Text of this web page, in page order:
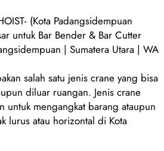
(Kota Padangsidempuan
untuk Bar Bender & Bar Cutter
| Sumatera Utara | WA
salah satu jenis crane yang bisa
diluar ruangan. Jenis crane
untuk mengangkat barang ataupun
lurus atau horizontal di Kota